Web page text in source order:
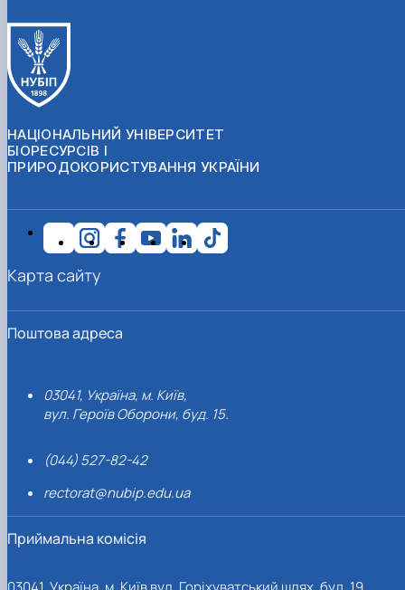
НАЦІОНАЛЬНИЙ УНІВЕРСИТЕТ
БІОРЕСУРСІВ І
ПРИРОДОКОРИСТУВАННЯ УКРАЇНИ
Поштова адреса
03041, Україна, м. Київ,
вул. Героїв Оборони, буд. 15.
(044) 527-82-42
rectorat@nubip.edu.ua
Приймальна комісія
Карта сайту